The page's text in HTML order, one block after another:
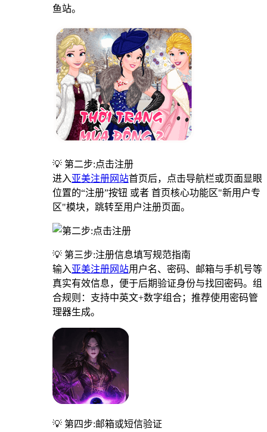
鱼站。
💡 第二步:点击注册
进入亚美注册网站首页后，点击导航栏或页面显眼
位置的“注册”按钮 或者 首页核心功能区"新用户专
区"模块，跳转至用户注册页面。
💡 第三步:注册信息填写规范指南
输入亚美注册网站用户名、密码、邮箱与手机号等
真实有效信息，便于后期验证身份与找回密码。组
合规则：支持中英文+数字组合；推荐使用密码管
理器生成。
💡 第四步:邮箱或短信验证